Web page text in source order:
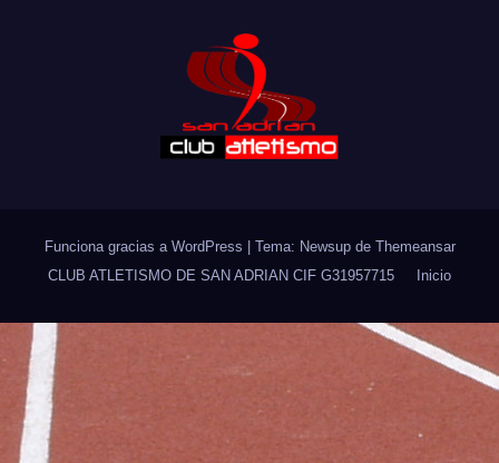
Funciona gracias a WordPress Tema: Newsup de Themeansar
CLUB ATLETISMO DE SAN ADRIAN CIF G31957715
Inicio